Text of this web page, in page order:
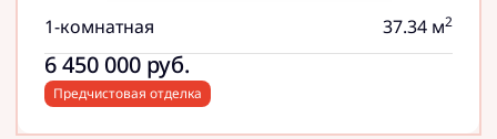
1-комнатная 37.34 м2
6 450 000 руб.
Предчистовая отделка